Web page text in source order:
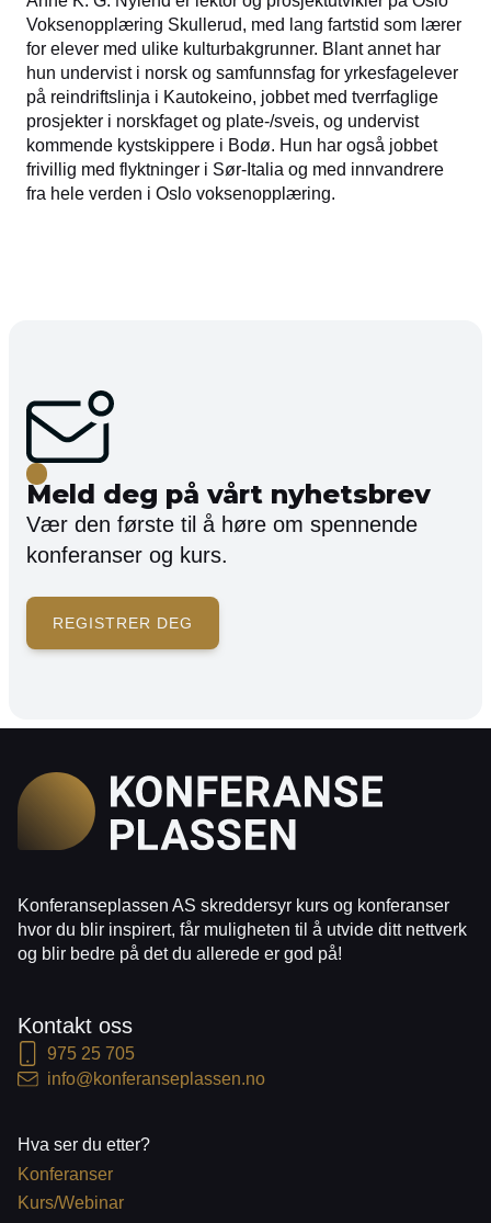
Voksenopplæring Skullerud, med lang fartstid som lærer
for elever med ulike kulturbakgrunner. Blant annet har
hun undervist i norsk og samfunnsfag for yrkesfagelever
på reindriftslinja i Kautokeino, jobbet med tverrfaglige
prosjekter i norskfaget og plate-/sveis, og undervist
kommende kystskippere i Bodø. Hun har også jobbet
frivillig med flyktninger i Sør-Italia og med innvandrere
fra hele verden i Oslo voksenopplæring.
Meld deg på vårt nyhetsbrev
Vær den første til å høre om spennende
konferanser og kurs.
REGISTRER DEG
Konferanseplassen AS skreddersyr kurs og konferanser
hvor du blir inspirert, får muligheten til å utvide ditt nettverk
og blir bedre på det du allerede er god på!
Kontakt oss
975 25 705
info@konferanseplassen.no
Hva ser du etter?
Konferanser
Kurs/Webinar